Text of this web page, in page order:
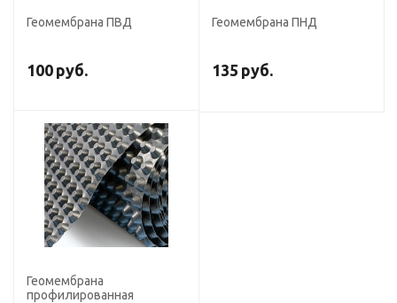
Геомембрана ПВД
100 руб.
Геомембрана ПНД
135 руб.
Геомембрана
профилированная